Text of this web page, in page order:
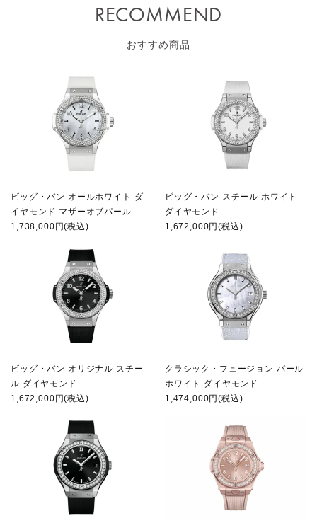
RECOMMEND
おすすめ商品
ビッグ・バン オールホワイト ダ
イヤモンド マザーオブパール
1,738,000円(税込)
ビッグ・バン スチール ホワイト
ダイヤモンド
1,672,000円(税込)
ビッグ・バン オリジナル スチー
ル ダイヤモンド
1,672,000円(税込)
クラシック・フュージョン パール
ホワイト ダイヤモンド
1,474,000円(税込)